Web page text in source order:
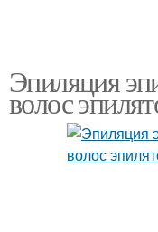
Эпиляция
волос